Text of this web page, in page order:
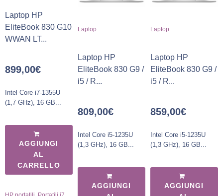
Laptop HP
EliteBook 830 G10
WWAN LT...
899,00€
Intel Core i7-1355U
(1,7 GHz), 16 GB...
AGGIUNGI
AL
CARRELLO
Laptop
Laptop HP
EliteBook 830 G9 /
i5 / R...
809,00€
Intel Core i5-1235U
(1,3 GHz), 16 GB...
AGGIUNGI
Laptop
Laptop HP
EliteBook 830 G9 /
i5 / R...
859,00€
Intel Core i5-1235U
(1,3 GHz), 16 GB...
AGGIUNGI